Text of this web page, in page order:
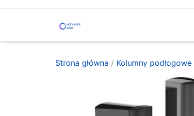
Strona główna / Kolumny podłogowe